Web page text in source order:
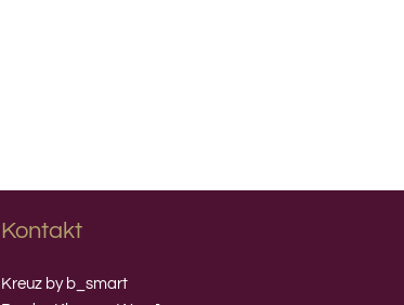
Kontakt
Kreuz by b_smart